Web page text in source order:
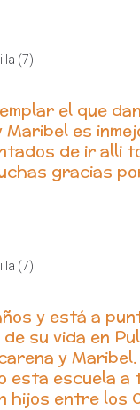
el que
es
de ir alli
gracias
y está a
su vida en
y
esta escuela
hijos entre los